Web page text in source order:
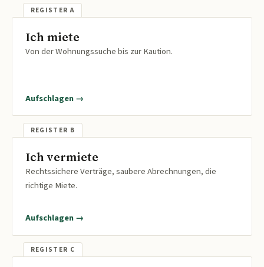
Ich miete
Von der Wohnungssuche bis zur Kaution.
Aufschlagen →
Ich vermiete
Rechtssichere Verträge, saubere Abrechnungen, die
richtige Miete.
Aufschlagen →